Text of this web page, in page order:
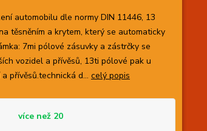
automobilu dle normy DIN 11446, 13
těsněním a krytem, který se automaticky
7mi pólové zásuvky a zástrčky se
vozidel a přívěsů, 13ti pólové pak u
přívěsů.technická d... celý popis
více než 20